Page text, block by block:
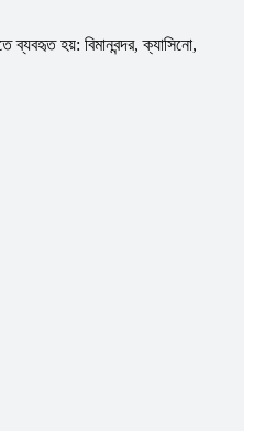
ব্যবহৃত হয়: বিমানবন্দর, ক্যাসিনো,